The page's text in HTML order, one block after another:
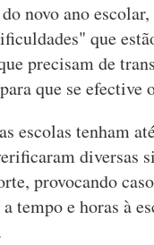
novo ano
que
precisam de
que se efective
escolas tenham
diversas
provocando
a tempo e horas à